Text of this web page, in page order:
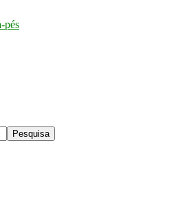
pés
Pesquisa